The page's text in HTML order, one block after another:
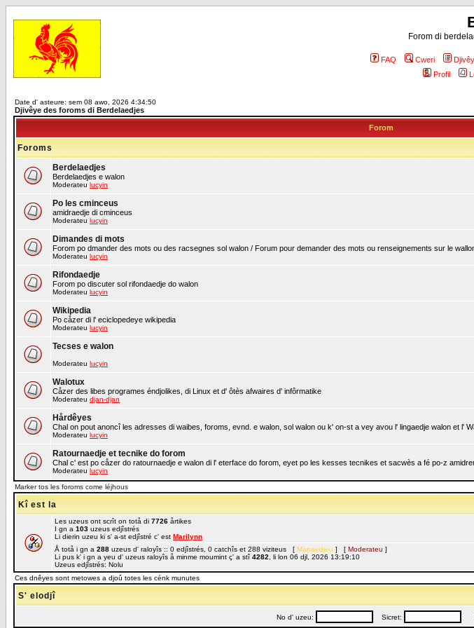
Forom di
FAQ Cweri
Profil
Date d' asteure: sem 08 awo, 2026 4:34:50
Djivêye des foroms di Berdelaedjes
Forom
Foroms
Berdelaedjes
Berdelaedjes e walon
Moderateu lucyin
Po les cminceus
amidraedje di cminceus
Moderateu lucyin
Dimandes di mots
Forom po dmander des mots ou des racsegnes sol walon / Forum pour demander des mots ou renseignements sur le
Moderateu lucyin
Rifondaedje
Forom po discuter sol rifondaedje do walon
Moderateu lucyin
Wikipedia
Po cåzer di l' eciclopedeye wikipedia
Moderateu lucyin
Tecses e walon
Moderateu lucyin
Walotux
Cåzer des libes programes éndjolikes, di Linux et d' ôtès afwaires d' infôrmatike
Moderateu djan-djan
Hårdêyes
Chal on pout anoncî les adresses di waibes, foroms, evnd. e walon, sol walon ou k' on-st a vey avou l' lingaedje walon et l'
Moderateu lucyin
Ratournaedje et tecnike do forom
Chal c' est po cåzer do ratournaedje e walon di l' eterface do forom, eyet po les kesses tecnikes et sacwès a fé po-z
Moderateu lucyin
Marker tos les foroms come léjhous
Kî est la
Les uzeus ont scrît on totå di 7726 årtikes
I gn a 103 uzeus edjîstrés
Li dierin uzeu ki s' a-st edjîstré c' est Marilynn
Å totå i gn a 288 uzeus d' raloyîs :: 0 edjîstrés, 0 catchîs et 288 viziteus [ Manaedjeu ] [ Moderateu ]
Li pus k' i gn a yeu d' uzeus raloyîs å minme moumint ç' a stî 4282 , li lon 06 djl, 2026 13:19:10
Uzeus edjîstrés: Nolu
Ces dnêyes sont metowes a djoû totes les cénk munutes
S' elodjî
No d' uzeu: Sicret: